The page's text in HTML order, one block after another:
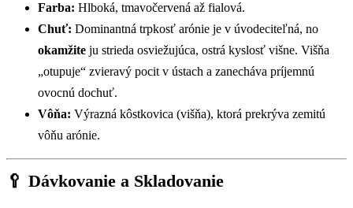
Farba: Hlboká, tmavočervená až fialová.
Chuť: Dominantná trpkosť arónie je v úvodeciteľná, no
okamžite ju strieda osviežujúca, ostrá kyslosť višne. Višňa
„otupuje“ zvieravý pocit v ústach a zanecháva príjemnú
ovocnú dochuť.
Vôňa: Výrazná kôstkovica (višňa), ktorá prekrýva zemitú
vôňu arónie.
🥄 Dávkovanie a Skladovanie